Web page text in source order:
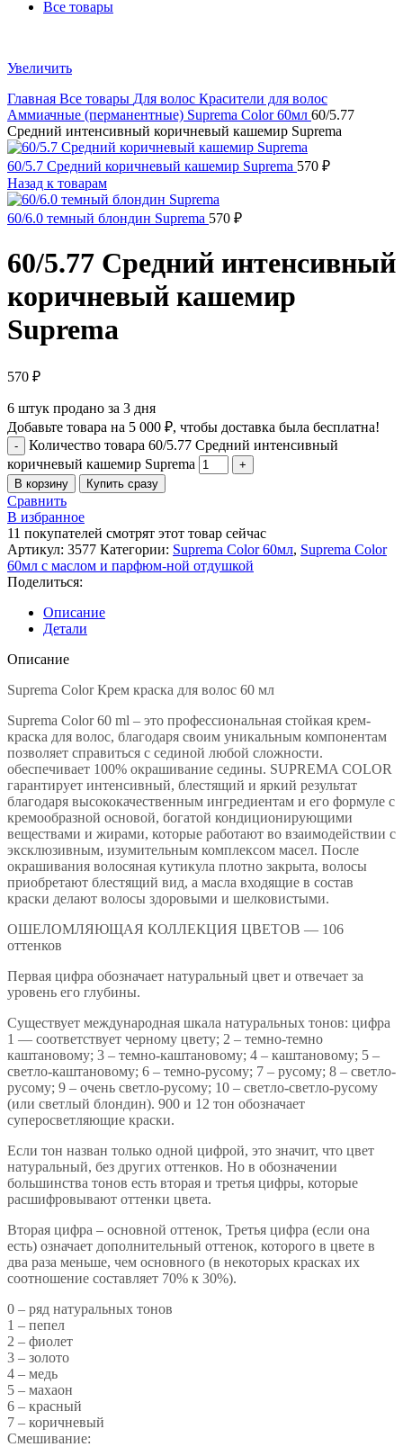
Все товары
Увеличить
Главная Все товары Для волос Красители для волос
Аммиачные (перманентные) Suprema Color 60мл 60/5.77
Средний интенсивный коричневый кашемир Suprema
60/5.7 Средний коричневый кашемир Suprema 570 ₽
Назад к товарам
60/6.0 темный блондин Suprema 570 ₽
60/5.77 Средний интенсивный
коричневый кашемир
Suprema
570 ₽
6 штук продано за 3 дня
Добавьте товара на 5 000 ₽, чтобы доставка была бесплатна!
Количество товара 60/5.77 Средний интенсивный
коричневый кашемир Suprema
В корзину Купить сразу
Сравнить
В избранное
11 покупателей смотрят этот товар сейчас
Артикул: 3577 Категории: Suprema Color 60мл, Suprema Color
60мл c маслом и парфюм-ной отдушкой
Поделиться:
Описание
Детали
Описание
Suprema Color Крем краска для волос 60 мл
Suprema Color 60 ml – это профессиональная стойкая крем-
краска для волос, благодаря своим уникальным компонентам
позволяет справиться с сединой любой сложности.
обеспечивает 100% окрашивание седины. SUPREMA COLOR
гарантирует интенсивный, блестящий и яркий результат
благодаря высококачественным ингредиентам и его формуле с
кремообразной основой, богатой кондиционирующими
веществами и жирами, которые работают во взаимодействии с
эксклюзивным, изумительным комплексом масел. После
окрашивания волосяная кутикула плотно закрыта, волосы
приобретают блестящий вид, а масла входящие в состав
краски делают волосы здоровыми и шелковистыми.
ОШЕЛОМЛЯЮЩАЯ КОЛЛЕКЦИЯ ЦВЕТОВ — 106
оттенков
Первая цифра обозначает натуральный цвет и отвечает за
уровень его глубины.
Существует международная шкала натуральных тонов: цифра
1 — соответствует черному цвету; 2 – темно-темно
каштановому; 3 – темно-каштановому; 4 – каштановому; 5 –
светло-каштановому; 6 – темно-русому; 7 – русому; 8 – светло-
русому; 9 – очень светло-русому; 10 – светло-светло-русому
(или светлый блондин). 900 и 12 тон обозначает
суперосветляющие краски.
Если тон назван только одной цифрой, это значит, что цвет
натуральный, без других оттенков. Но в обозначении
большинства тонов есть вторая и третья цифры, которые
расшифровывают оттенки цвета.
Вторая цифра – основной оттенок, Третья цифра (если она
есть) означает дополнительный оттенок, которого в цвете в
два раза меньше, чем основного (в некоторых красках их
соотношение составляет 70% к 30%).
0 – ряд натуральных тонов
1 – пепел
2 – фиолет
3 – золото
4 – медь
5 – махаон
6 – красный
7 – коричневый
Смешивание: